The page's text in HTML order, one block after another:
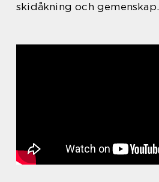
skidåkning och gemenskap.